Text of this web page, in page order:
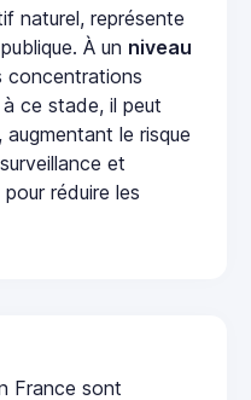
naturel, représente
À un niveau
concentrations
ce stade, il peut
le risque
et
réduire les
France sont